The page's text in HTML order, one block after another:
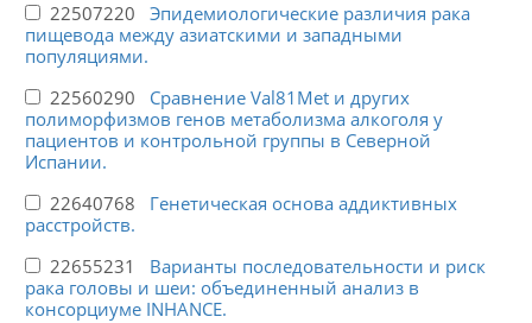
22507220 Эпидемиологические различия рака
пищевода между азиатскими и западными
популяциями.
22560290 Сравнение Val81Met и других
полиморфизмов генов метаболизма алкоголя у
пациентов и контрольной группы в Северной
Испании.
22640768 Генетическая основа аддиктивных
расстройств.
22655231 Варианты последовательности и риск
рака головы и шеи: объединенный анализ в
консорциуме INHANCE.